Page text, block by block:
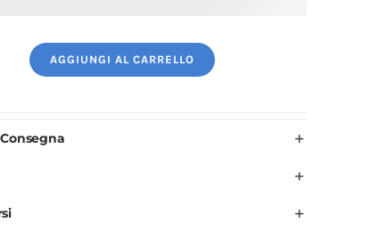
AGGIUNGI AL CARRELLO